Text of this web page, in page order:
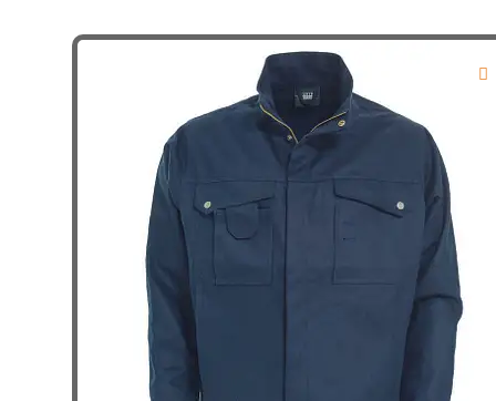
meerdere
variaties.
optie
kan
gekozen
worden